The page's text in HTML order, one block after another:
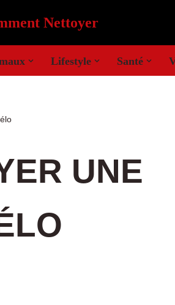
Nettoyer
Lifestyle Santé
UNE